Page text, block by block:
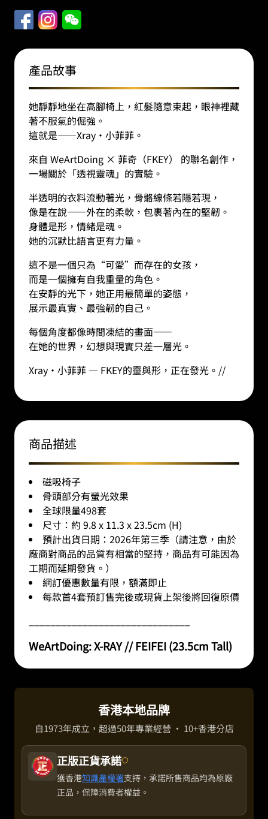
米）
數
產品故事
她靜靜地坐在高腳椅上，紅髮隨意束起，眼神裡藏
著不服氣的倔強。
這就是——Xray·小菲菲。
來自 WeArtDoing × 菲奇（FKEY） 的聯名創作，
一場關於「透視靈魂」的實驗。
半透明的衣料流動著光，骨骼線條若隱若現，
像是在說——外在的柔軟，包裹著內在的堅韌。
身體是形，情緒是魂。
她的沉默比語言更有力量。
這不是一個只為“可愛”而存在的女孩，
而是一個擁有自我重量的角色。
在安靜的光下，她正用最簡單的姿態，
展示最真實、最強韌的自己。
每個角度都像時間凍結的畫面——
在她的世界，幻想與現實只差一層光。
Xray· 小菲菲 — FKEY的靈與形，正在發光。 //
商品描述
磁吸椅子
骨頭部分有螢光效果
全球限量498套
尺寸：約 9.8 x 11.3 x 23.5cm (H)
預計出貨日期：2026年第三季（請注意，由於
廠商對商品的品質有相當的堅持，商品有可能因為
工期而延期發貨。）
網訂優惠數量有限，額滿即止
每款首4套預訂售完後或現貨上架後將回復原價
WeArtDoing: X-RAY // FEIFEI (23.5cm Tall)
香港本地品牌
自1973年成立，超過50年專業經營 · 10+香港分店
正版正貨承諾
獲香港知識產權署支持，承諾所售商品均為原廠
正品，保障消費者權益。